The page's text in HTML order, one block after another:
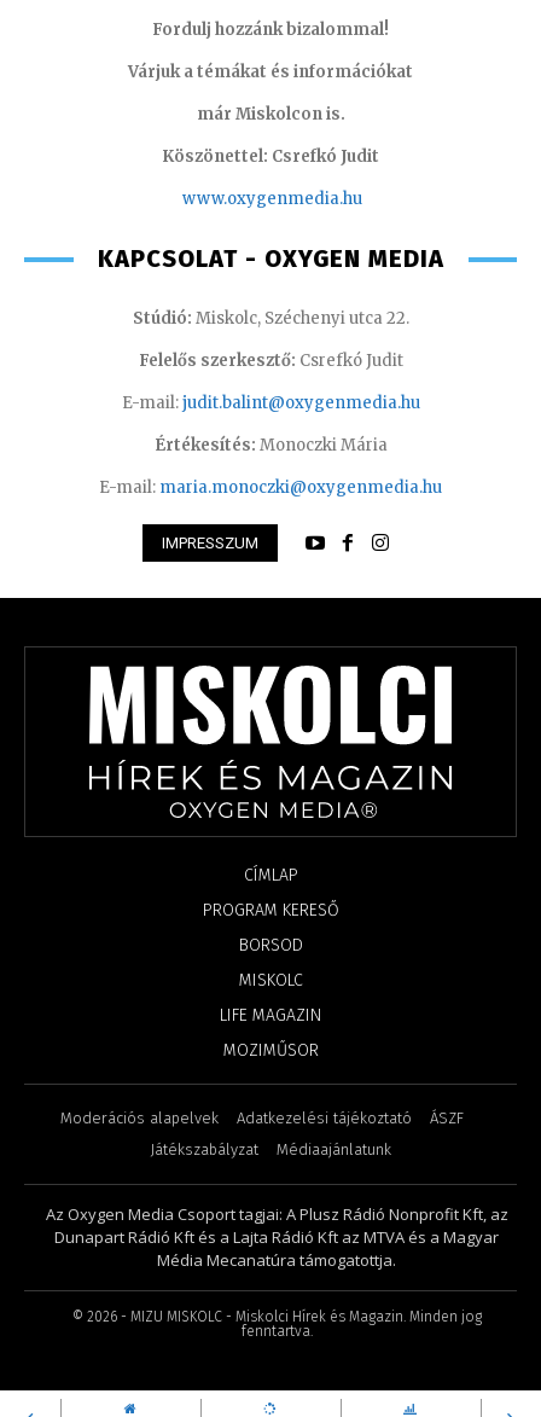
Fordulj hozzánk bizalommal!
Várjuk a témákat és információkat
már Miskolcon is.
Köszönettel: Csrefkó Judit
www.oxygenmedia.hu
KAPCSOLAT - OXYGEN MEDIA
Stúdió: Miskolc, Széchenyi utca 22.
Felelős szerkesztő: Csrefkó Judit
E-mail:judit.balint@oxygenmedia.hu
Értékesítés: Monoczki Mária
E-mail: maria.monoczki@oxygenmedia.hu
IMPRESSZUM
CÍMLAP
PROGRAM KERESŐ
BORSOD
MISKOLC
LIFE MAGAZIN
MOZIMŰSOR
Moderációs alapelvek Adatkezelési tájékoztató
ÁSZF
Játékszabályzat
Médiaajánlatunk
Az Oxygen Media Csoport tagjai: A Plusz Rádió Nonprofit Kft, az
Dunapart Rádió Kft és a Lajta Rádió Kft az MTVA és a Magyar
Média Mecanatúra támogatottja.
© 2026- MIZU MISKOLC - Miskolci Hírek és Magazin. Minden jog
fenntartva.